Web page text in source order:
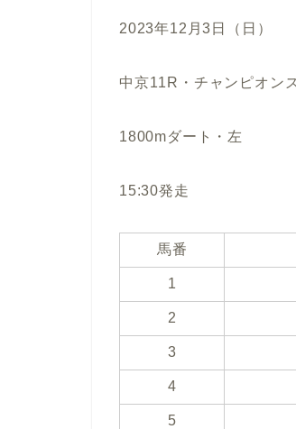
2023年12月3日（日）
中京11R・チャンピオン
1800mダート・左
15:30発走
馬番
1
2
3
4
5